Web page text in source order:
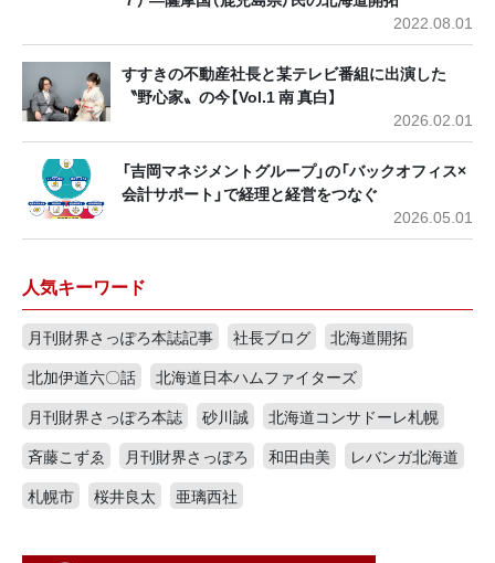
2022.08.01
すすきの不動産社長と某テレビ番組に出演した
〝野心家〟の今【Vol.1 南 真白】
2026.02.01
「吉岡マネジメントグループ」の「バックオフィス×
会計サポート」で経理と経営をつなぐ
2026.05.01
人気キーワード
月刊財界さっぽろ本誌記事 社長ブログ
北海道開拓
北加伊道六〇話
北海道日本ハムファイターズ
月刊財界さっぽろ本誌
砂川誠
北海道コンサドーレ札幌
斉藤こずゑ
月刊財界さっぽろ 和田由美
レバンガ北海道
札幌市
桜井良太 亜璃西社